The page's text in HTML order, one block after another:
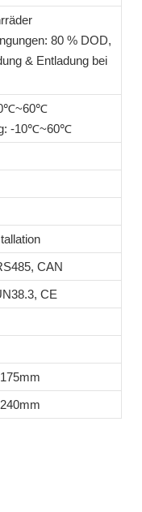
80 % DOD,
& Entladung bei
0℃~60℃
-10℃~60℃
CAN
CE